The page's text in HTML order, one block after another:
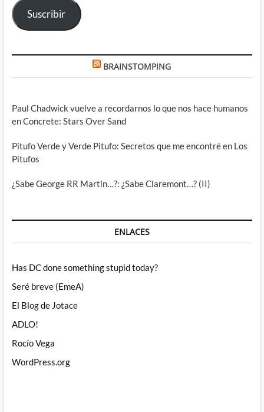
Suscribir
BRAINSTOMPING
Paul Chadwick vuelve a recordarnos lo que nos hace humanos
en Concrete: Stars Over Sand
Pitufo Verde y Verde Pitufo: Secretos que me encontré en Los
Pitufos
¿Sabe George RR Martin…?: ¿Sabe Claremont…? (II)
ENLACES
Has DC done something stupid today?
Seré breve (EmeA)
El Blog de Jotace
ADLO!
Rocío Vega
WordPress.org